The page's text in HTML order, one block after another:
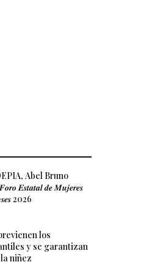
Abel Bruno
𝑬𝒔𝒕𝒂𝒕𝒂𝒍 𝒅𝒆 𝑴𝒖𝒋𝒆𝒓𝒆𝒔
2026
los
y se garantizan
niñez